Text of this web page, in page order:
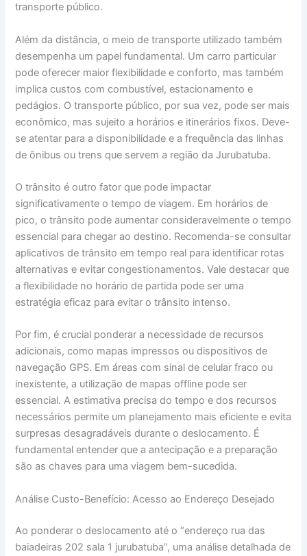
transporte público.
Além da distância, o meio de transporte utilizado também
desempenha um papel fundamental. Um carro particular
pode oferecer maior flexibilidade e conforto, mas também
implica custos com combustível, estacionamento e
pedágios. O transporte público, por sua vez, pode ser mais
econômico, mas sujeito a horários e itinerários fixos. Deve-
se atentar para a disponibilidade e a frequência das linhas
de ônibus ou trens que servem a região da Jurubatuba.
O trânsito é outro fator que pode impactar
significativamente o tempo de viagem. Em horários de
pico, o trânsito pode aumentar consideravelmente o tempo
essencial para chegar ao destino. Recomenda-se consultar
aplicativos de trânsito em tempo real para identificar rotas
alternativas e evitar congestionamentos. Vale destacar que
a flexibilidade no horário de partida pode ser uma
estratégia eficaz para evitar o trânsito intenso.
Por fim, é crucial ponderar a necessidade de recursos
adicionais, como mapas impressos ou dispositivos de
navegação GPS. Em áreas com sinal de celular fraco ou
inexistente, a utilização de mapas offline pode ser
essencial. A estimativa precisa do tempo e dos recursos
necessários permite um planejamento mais eficiente e evita
surpresas desagradáveis durante o deslocamento. É
fundamental entender que a antecipação e a preparação
são as chaves para uma viagem bem-sucedida.
Análise Custo-Benefício: Acesso ao Endereço Desejado
Ao ponderar o deslocamento até o “endereço rua das
baiadeiras 202 sala 1 jurubatuba”, uma análise detalhada de